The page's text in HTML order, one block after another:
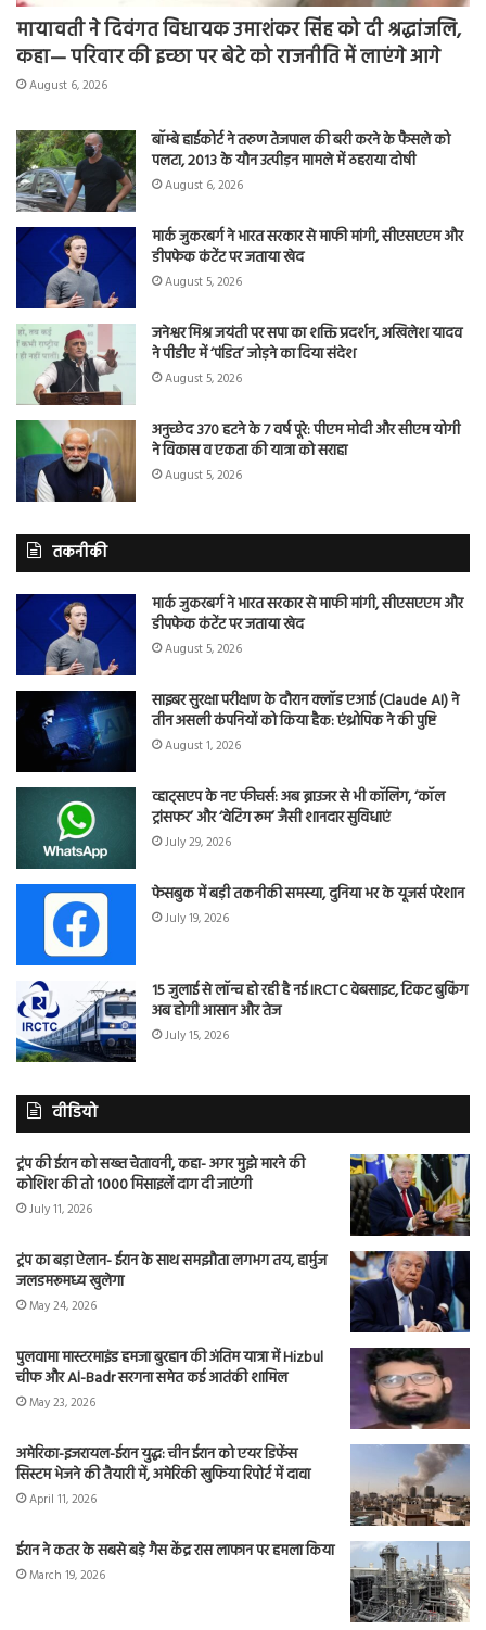
मायावती ने दिवंगत विधायक उमाशंकर सिंह को दी श्रद्धांजलि,
कहा— परिवार की इच्छा पर बेटे को राजनीति में लाएंगे आगे
August 6, 2026
बॉम्बे हाईकोर्ट ने तरुण तेजपाल की बरी करने के फैसले को
पलटा, 2013 के यौन उत्पीड़न मामले में ठहराया दोषी
August 6, 2026
मार्क जुकरबर्ग ने भारत सरकार से माफी मांगी, सीएसएएम और
डीपफेक कंटेंट पर जताया खेद
August 5, 2026
जनेश्वर मिश्र जयंती पर सपा का शक्ति प्रदर्शन, अखिलेश यादव
ने पीडीए में ‘पंडित’ जोड़ने का दिया संदेश
August 5, 2026
अनुच्छेद 370 हटने के 7 वर्ष पूरे: पीएम मोदी और सीएम योगी
ने विकास व एकता की यात्रा को सराहा
August 5, 2026
तकनीकी
मार्क जुकरबर्ग ने भारत सरकार से माफी मांगी, सीएसएएम और
डीपफेक कंटेंट पर जताया खेद
August 5, 2026
साइबर सुरक्षा परीक्षण के दौरान क्लॉड एआई (Claude AI) ने
तीन असली कंपनियों को किया हैक: एंथ्रोपिक ने की पुष्टि
August 1, 2026
व्हाट्सएप के नए फीचर्स: अब ब्राउजर से भी कॉलिंग, ‘कॉल
ट्रांसफर’ और ‘वेटिंग रूम’ जैसी शानदार सुविधाएं
July 29, 2026
फेसबुक में बड़ी तकनीकी समस्या, दुनिया भर के यूजर्स परेशान
July 19, 2026
15 जुलाई से लॉन्च हो रही है नई IRCTC वेबसाइट, टिकट बुकिंग
अब होगी आसान और तेज
July 15, 2026
वीडियो
ट्रंप की ईरान को सख्त चेतावनी, कहा- अगर मुझे मारने की
कोशिश की तो 1000 मिसाइलें दाग दी जाएंगी
July 11, 2026
ट्रंप का बड़ा ऐलान- ईरान के साथ समझौता लगभग तय, हार्मुज
जलडमरूमध्य खुलेगा
May 24, 2026
पुलवामा मास्टरमाइंड हमजा बुरहान की अंतिम यात्रा में Hizbul
चीफ और Al-Badr सरगना समेत कई आतंकी शामिल
May 23, 2026
अमेरिका-इजरायल-ईरान युद्ध: चीन ईरान को एयर डिफेंस
सिस्टम भेजने की तैयारी में, अमेरिकी खुफिया रिपोर्ट में दावा
April 11, 2026
ईरान ने कतर के सबसे बड़े गैस केंद्र रास लाफान पर हमला किया
March 19, 2026